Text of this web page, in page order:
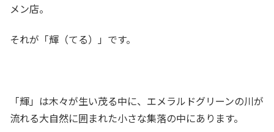
メン店。
それが「輝（てる）」です。
「輝」は木々が生い茂る中に、エメラルドグリーンの川が
流れる大自然に囲まれた小さな集落の中にあります。